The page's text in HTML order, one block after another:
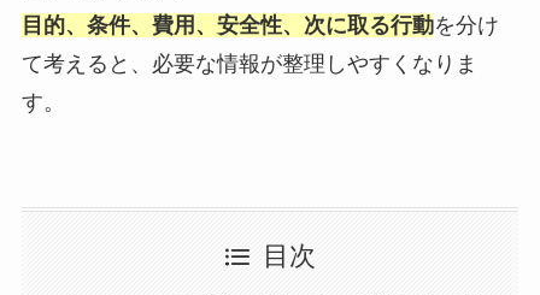
目的、条件、費用、安全性、次に取る行動を分け
て考えると、必要な情報が整理しやすくなりま
す。
目次